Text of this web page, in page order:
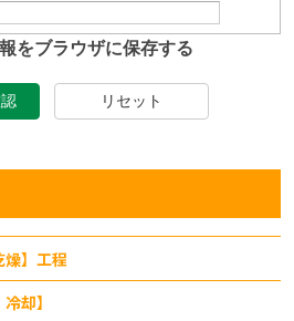
をブラウザに保存する
リセット
】工程
却】